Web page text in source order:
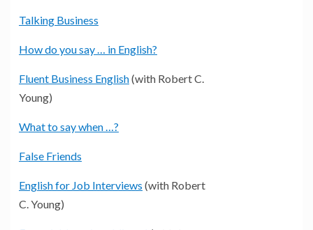
Talking Business
How do you say … in English?
Fluent Business English(with Robert C.
Young)
What to say when …?
False Friends
English for Job Interviews (with Robert
C. Young)